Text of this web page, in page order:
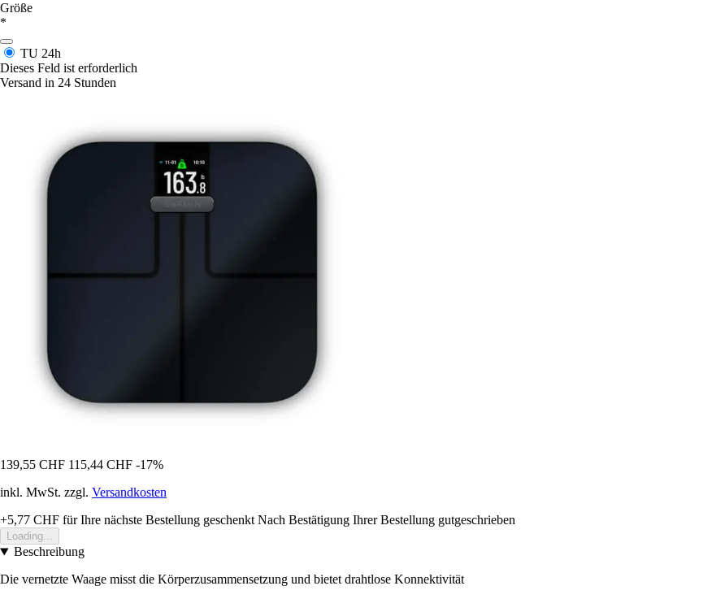
Größe
*
TU 24h
Dieses Feld ist erforderlich
Versand in 24 Stunden
139,55 CHF 115,44 CHF -17%
inkl. MwSt. zzgl. Versandkosten
+5,77 CHF für Ihre nächste Bestellung geschenkt Nach Bestätigung Ihrer Bestellung gutgeschrieben
Loading...
Beschreibung
Die vernetzte Waage misst die Körperzusammensetzung und bietet drahtlose Konnektivität